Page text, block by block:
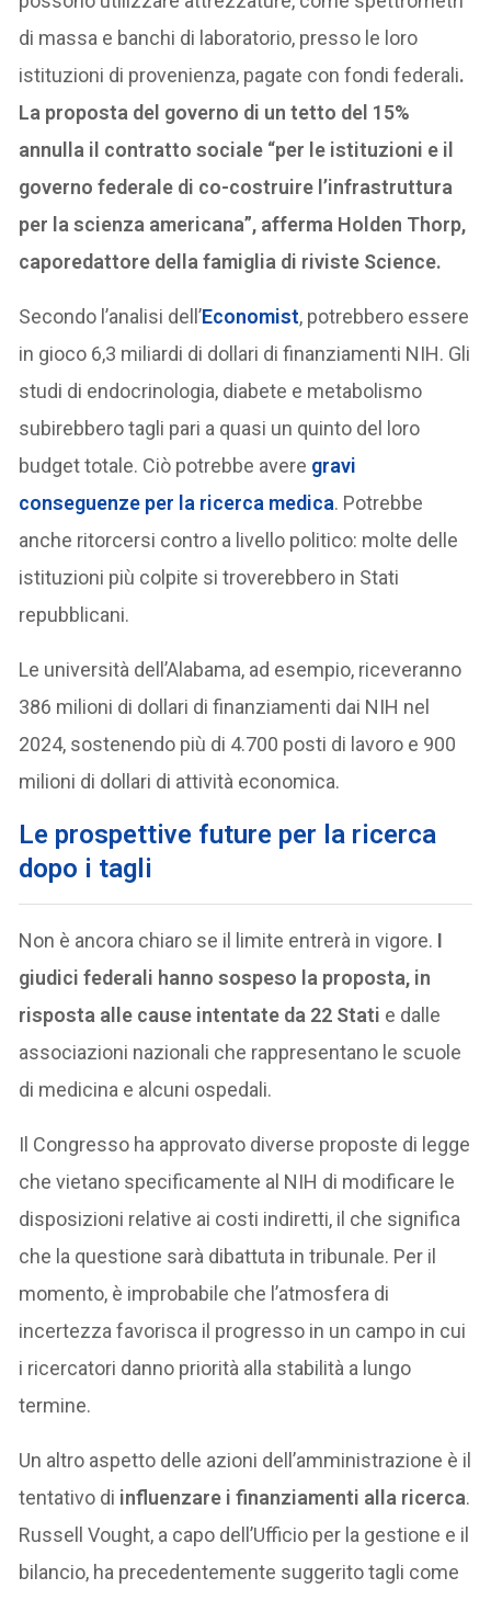
di massa e banchi di laboratorio, presso le loro
istituzioni di provenienza, pagate con fondi federali.
La proposta del governo di un tetto del 15%
annulla il contratto sociale “per le istituzioni e il
governo federale di co-costruire l’infrastruttura
per la scienza americana”, afferma Holden Thorp,
caporedattore della famiglia di riviste Science.
Secondo l’analisi dell’Economist, potrebbero essere
in gioco 6,3 miliardi di dollari di finanziamenti NIH. Gli
studi di endocrinologia, diabete e metabolismo
subirebbero tagli pari a quasi un quinto del loro
budget totale. Ciò potrebbe avere gravi
conseguenze per la ricerca medica. Potrebbe
anche ritorcersi contro a livello politico: molte delle
istituzioni più colpite si troverebbero in Stati
repubblicani.
Le università dell’Alabama, ad esempio, riceveranno
386 milioni di dollari di finanziamenti dai NIH nel
2024, sostenendo più di 4.700 posti di lavoro e 900
milioni di dollari di attività economica.
Le prospettive future per la ricerca
dopo i tagli
Non è ancora chiaro se il limite entrerà in vigore. I
giudici federali hanno sospeso la proposta, in
risposta alle cause intentate da 22 Stati e dalle
associazioni nazionali che rappresentano le scuole
di medicina e alcuni ospedali.
Il Congresso ha approvato diverse proposte di legge
che vietano specificamente al NIH di modificare le
disposizioni relative ai costi indiretti, il che significa
che la questione sarà dibattuta in tribunale. Per il
momento, è improbabile che l’atmosfera di
incertezza favorisca il progresso in un campo in cui
i ricercatori danno priorità alla stabilità a lungo
termine.
Un altro aspetto delle azioni dell’amministrazione è il
tentativo di influenzare i finanziamenti alla ricerca.
Russell Vought, a capo dell’Ufficio per la gestione e il
bilancio, ha precedentemente suggerito tagli come